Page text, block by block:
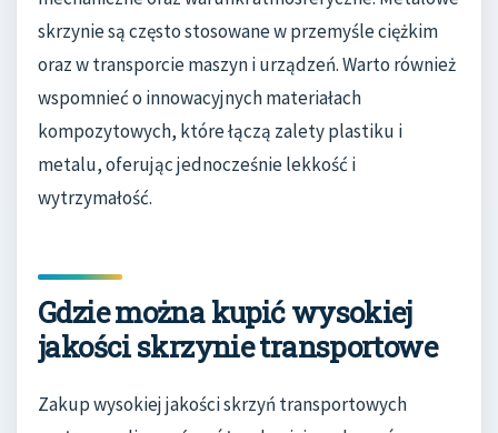
skrzynie są często stosowane w przemyśle ciężkim
oraz w transporcie maszyn i urządzeń. Warto również
wspomnieć o innowacyjnych materiałach
kompozytowych, które łączą zalety plastiku i
metalu, oferując jednocześnie lekkość i
wytrzymałość.
Gdzie można kupić wysokiej
jakości skrzynie transportowe
Zakup wysokiej jakości skrzyń transportowych